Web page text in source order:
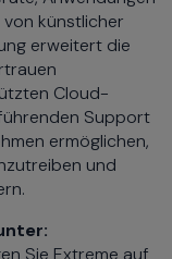
von künstlicher
erweitert die
Cloud-
Support
ermöglichen,
und
Sie Extreme auf